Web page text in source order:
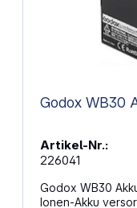
Artikel-Nr.:
226041
Godox WB30
Ionen-Akku